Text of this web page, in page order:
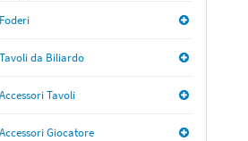
Foderi
Tavoli da Biliardo
Accessori Tavoli
Accessori Giocatore